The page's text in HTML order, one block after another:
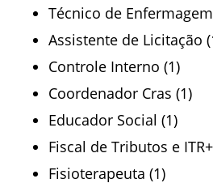
Técnico de
Assistente de Licitação
Controle Interno (1)
Coordenador Cras (1)
Educador Social (1)
Fiscal de Tributos e
Fisioterapeuta (1)